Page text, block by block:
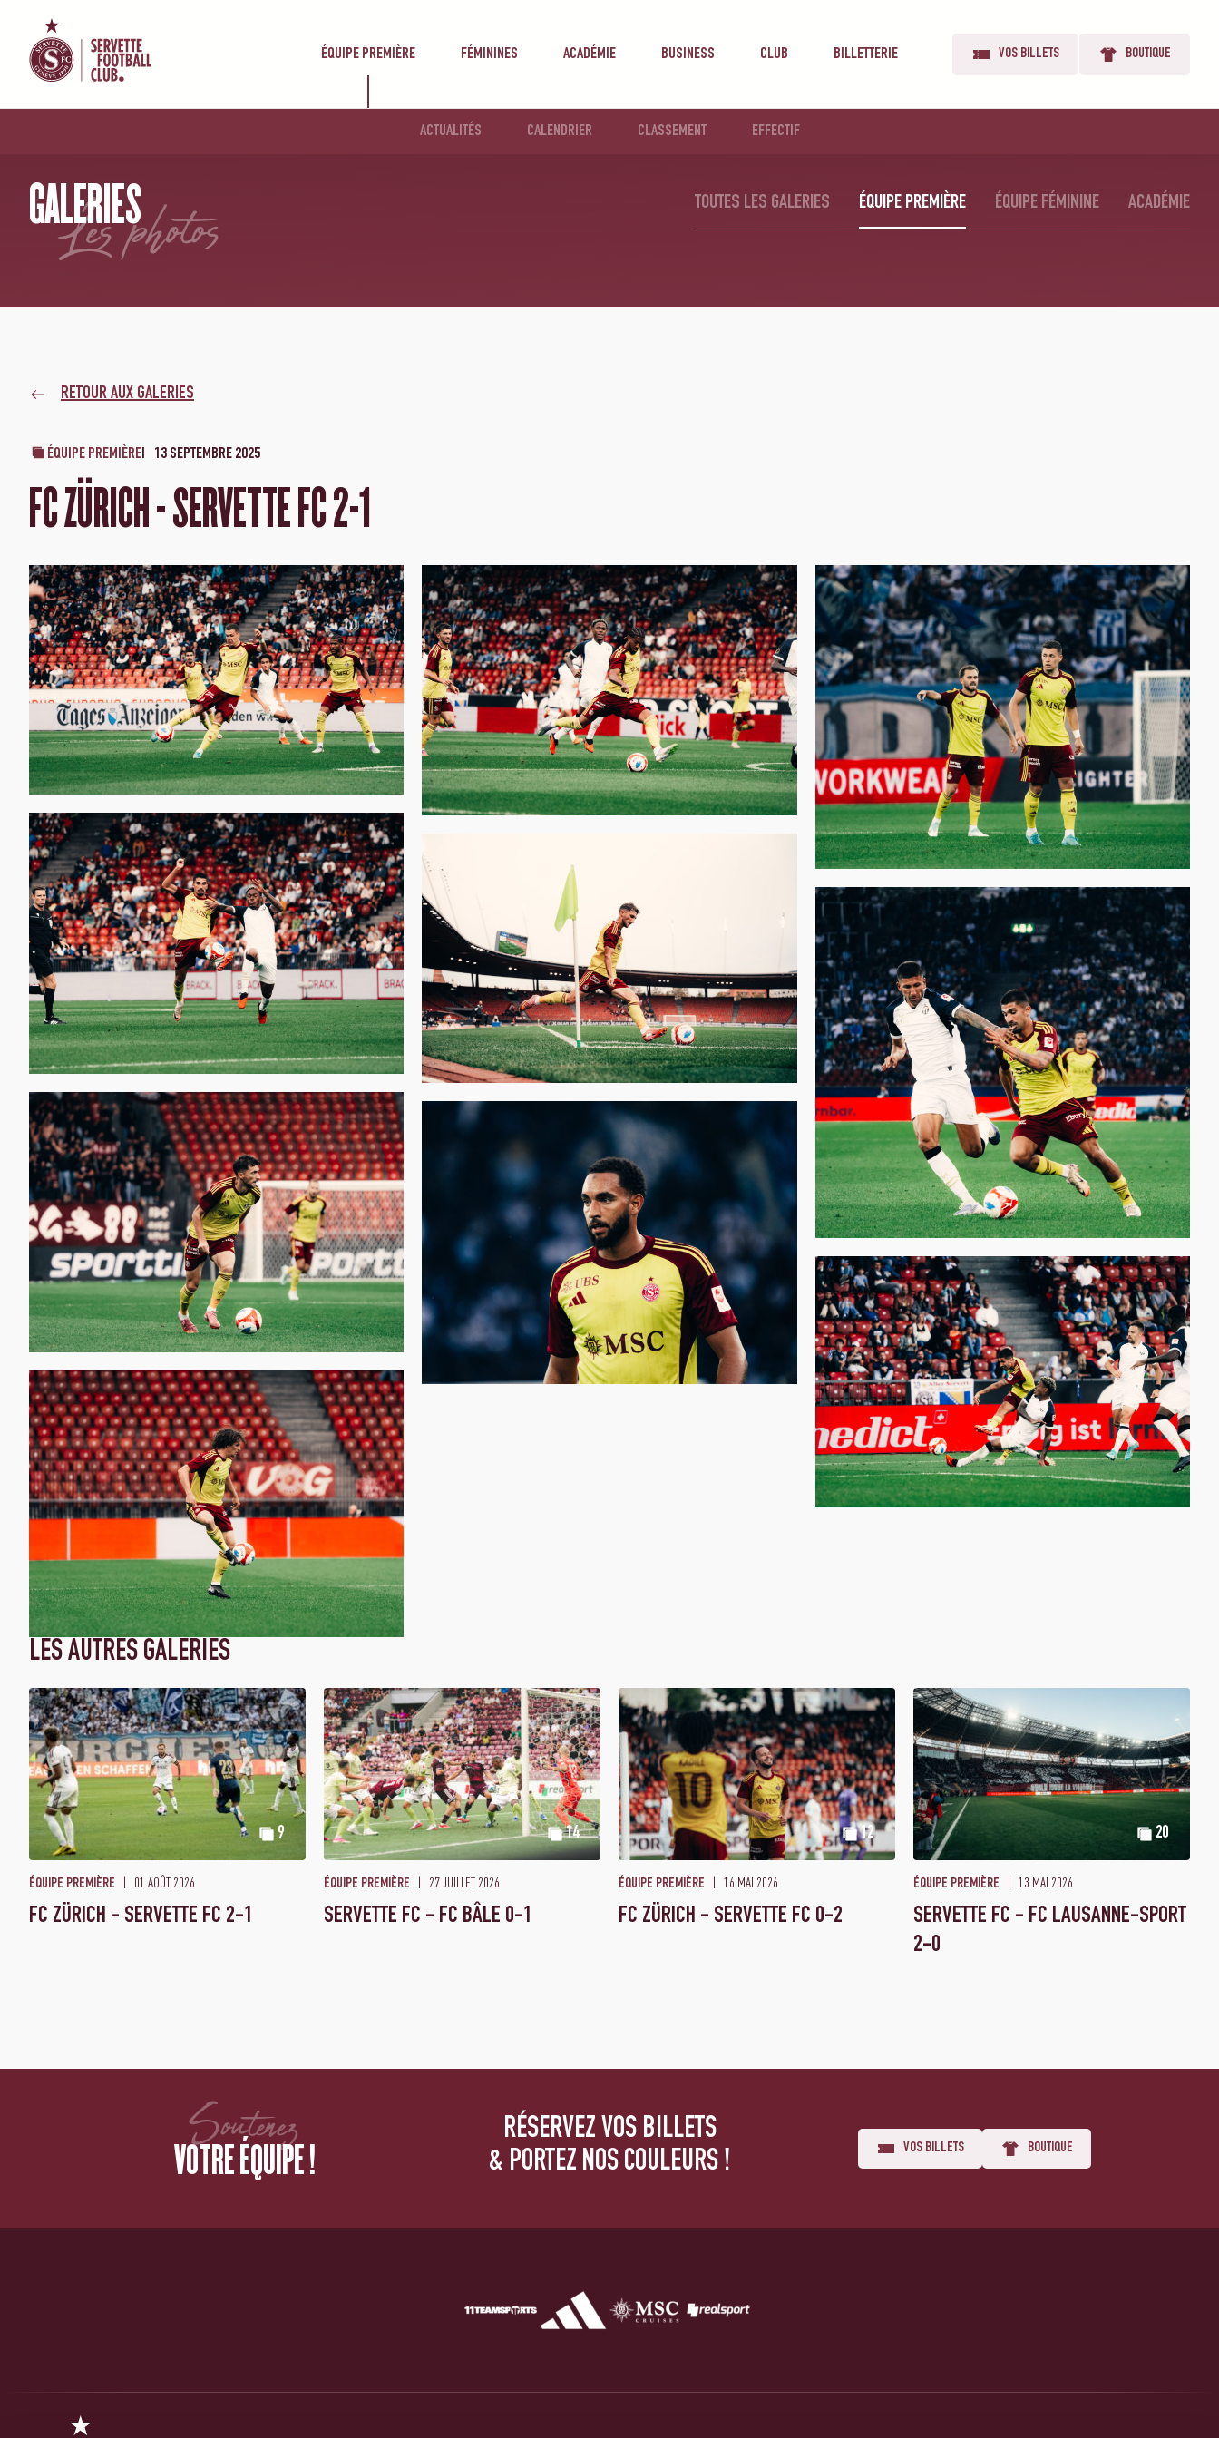
ÉQUIPE PREMIÈRE FÉMININES ACADÉMIE BUSINESS CLUB BILLETTERIE
ACTUALITÉS CALENDRIER CLASSEMENT EFFECTIF
VOS BILLETS BOUTIQUE
GALERIESles photos TOUTES LES GALERIES ÉQUIPE PREMIÈRE ÉQUIPE FÉMININE ACADÉMIE
RETOUR AUX GALERIES
ÉQUIPE PREMIÈRE 13 SEPTEMBRE 2025
FC ZÜRICH - SERVETTE FC 2-1
LES AUTRES GALERIES
9
ÉQUIPE PREMIÈRE 01 AOÛT 2026
FC ZÜRICH - SERVETTE FC 2-1
14
ÉQUIPE PREMIÈRE 27 JUILLET 2026
SERVETTE FC - FC BÂLE 0-1
12
ÉQUIPE PREMIÈRE 16 MAI 2026
FC ZÜRICH - SERVETTE FC 0-2
20
ÉQUIPE PREMIÈRE 13 MAI 2026
SERVETTE FC - FC LAUSANNE-SPORT
2-0
Soutenez
VOTRE ÉQUIPE !
RÉSERVEZ VOS BILLETS
& PORTEZ NOS COULEURS !
VOS BILLETS BOUTIQUE